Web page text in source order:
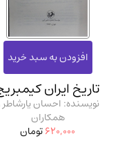
مدرسان شریف و انتشارت
دانشگاه پیامـ نور(10)
تاریخ ایران
نویسنده: احسان یارشاطر
همکاران
620,000تومان